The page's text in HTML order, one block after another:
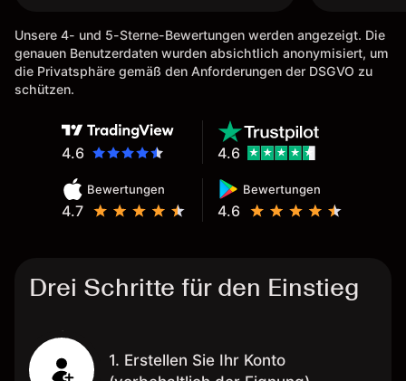
möglich. Berichte, Auszüge OK.
Eine Diagrammfunktion wie es
bei Naga ist wäre
Unsere 4- und 5-Sterne-Bewertungen werden angezeigt. Die
genauen Benutzerdaten wurden absichtlich anonymisiert, um
die Privatsphäre gemäß den Anforderungen der DSGVO zu
schützen.
4.6
Bewertungen
4.7
Bewertungen
4.6
4.6
Drei Schritte für den Einstieg
1. Erstellen Sie Ihr Konto